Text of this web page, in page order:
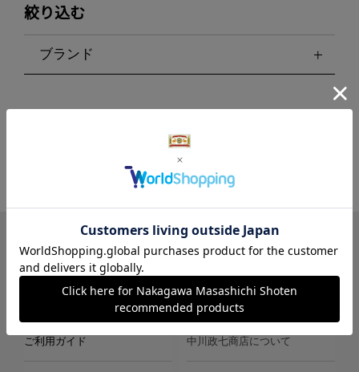
絞り込む
ブランド
LINE Instagram X Facebook メールマガジン
ご利用ガイド 中川政七商店について